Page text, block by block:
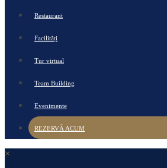
Restaurant
Facilități
Tur virtual
Team Building
Evenimente
REZERVĂ ACUM
×